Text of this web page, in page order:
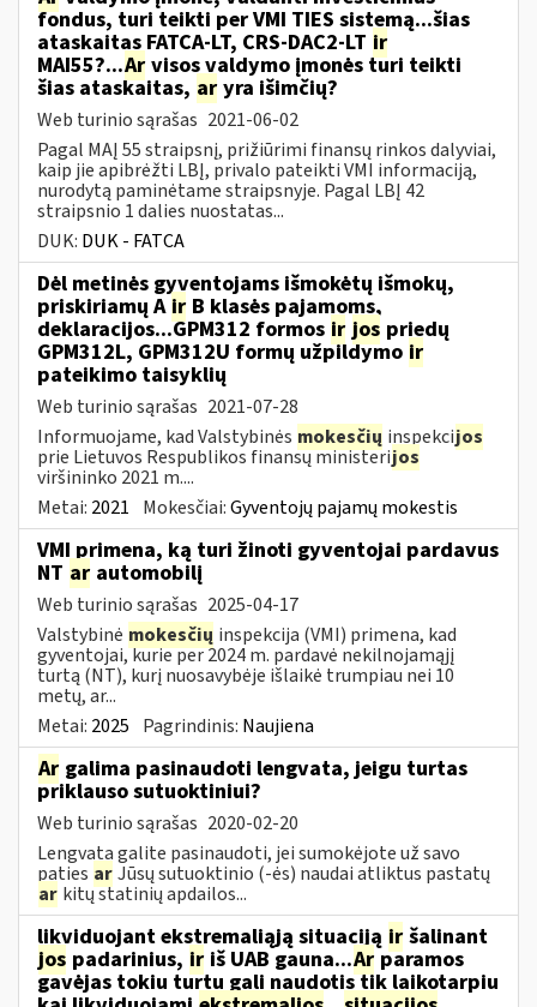
fondus, turi teikti per VMI TIES sistemą...šias
ataskaitas FATCA-LT, CRS-DAC2-LT ir
MAI55?...Ar visos valdymo įmonės turi teikti
šias ataskaitas, ar yra išimčių?
Web turinio sąrašas 2021-06-02
Pagal MAĮ 55 straipsnį, prižiūrimi finansų rinkos dalyviai,
kaip jie apibrėžti LBĮ, privalo pateikti VMI informaciją,
nurodytą paminėtame straipsnyje. Pagal LBĮ 42
straipsnio 1 dalies nuostatas...
DUK: DUK - FATCA
Dėl metinės gyventojams išmokėtų išmokų,
priskiriamų A ir B klasės pajamoms,
deklaracijos...GPM312 formos ir jos priedų
GPM312L, GPM312U formų užpildymo ir
pateikimo taisyklių
Web turinio sąrašas 2021-07-28
Informuojame, kad Valstybinės mokesčių inspekcijos
prie Lietuvos Respublikos finansų ministerijos
viršininko 2021 m....
Metai: 2021 Mokesčiai:Gyventojų pajamų mokestis
VMI primena, ką turi žinoti gyventojai pardavus
NT ar automobilį
Web turinio sąrašas 2025-04-17
Valstybinė mokesčių inspekcija (VMI) primena, kad
gyventojai, kurie per 2024 m. pardavė nekilnojamąjį
turtą (NT), kurį nuosavybėje išlaikė trumpiau nei 10
metų, ar...
Metai: 2025 Pagrindinis: Naujiena
Ar galima pasinaudoti lengvata, jeigu turtas
priklauso sutuoktiniui?
Web turinio sąrašas 2020-02-20
Lengvata galite pasinaudoti, jei sumokėjote už savo
paties arJūsų sutuoktinio (-ės) naudai atliktus pastatų
ar kitų statinių apdailos...
likviduojant ekstremaliąją situaciją ir šalinant
jos padarinius, ir iš UAB gauna...Ar paramos
gavėjas tokiu turtu gali naudotis tik laikotarpiu